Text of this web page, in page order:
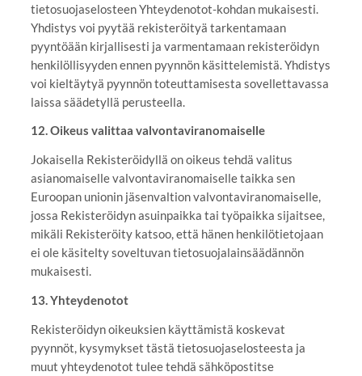
tietosuojaselosteen Yhteydenotot-kohdan mukaisesti.
Yhdistys voi pyytää rekisteröityä tarkentamaan
pyyntöään kirjallisesti ja varmentamaan rekisteröidyn
henkilöllisyyden ennen pyynnön käsittelemistä. Yhdistys
voi kieltäytyä pyynnön toteuttamisesta sovellettavassa
laissa säädetyllä perusteella.
12. Oikeus valittaa valvontaviranomaiselle
Jokaisella Rekisteröidyllä on oikeus tehdä valitus
asianomaiselle valvontaviranomaiselle taikka sen
Euroopan unionin jäsenvaltion valvontaviranomaiselle,
jossa Rekisteröidyn asuinpaikka tai työpaikka sijaitsee,
mikäli Rekisteröity katsoo, että hänen henkilötietojaan
ei ole käsitelty soveltuvan tietosuojalainsäädännön
mukaisesti.
13. Yhteydenotot
Rekisteröidyn oikeuksien käyttämistä koskevat
pyynnöt, kysymykset tästä tietosuojaselosteesta ja
muut yhteydenotot tulee tehdä sähköpostitse